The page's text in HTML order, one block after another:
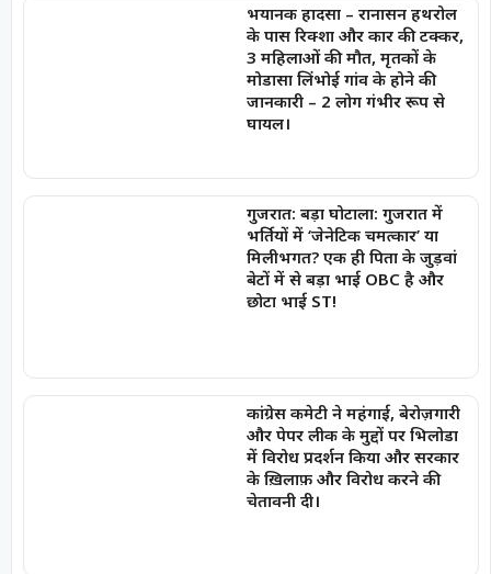
भयानक हादसा – रानासन हथरोल
के पास रिक्शा और कार की टक्कर,
3 महिलाओं की मौत, मृतकों के
मोडासा लिंभोई गांव के होने की
जानकारी – 2 लोग गंभीर रूप से
घायल।
गुजरात: बड़ा घोटाला: गुजरात में
भर्तियों में ‘जेनेटिक चमत्कार’ या
मिलीभगत? एक ही पिता के जुड़वां
बेटों में से बड़ा भाई OBC है और
छोटा भाई ST!
कांग्रेस कमेटी ने महंगाई, बेरोज़गारी
और पेपर लीक के मुद्दों पर भिलोडा
में विरोध प्रदर्शन किया और सरकार
के ख़िलाफ़ और विरोध करने की
चेतावनी दी।